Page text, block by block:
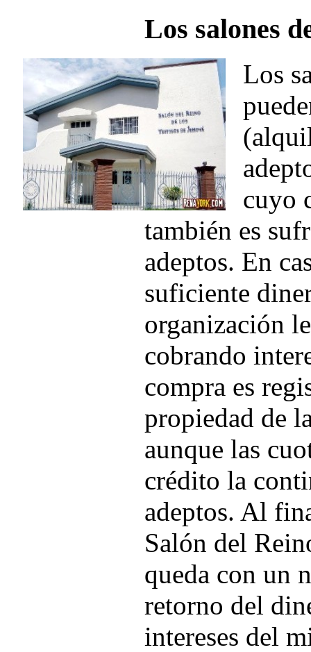
Los salones
Los
cuyo
también es
adeptos. En
suficiente
organización
cobrando
compra es
propiedad de
aunque las
crédito la
adeptos. Al
Salón del
queda con un
retorno del
intereses del